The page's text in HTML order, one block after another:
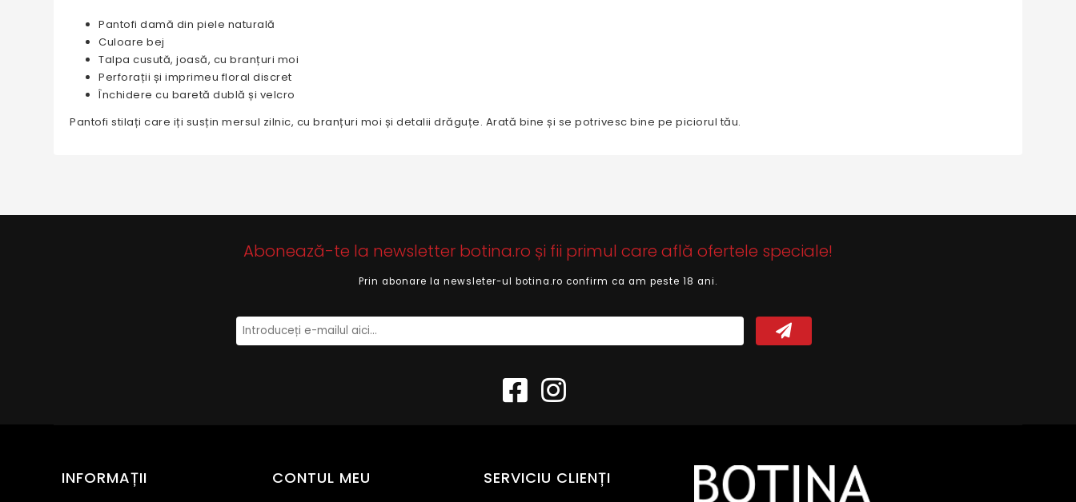
Pantofi damă din piele naturală
Culoare bej
Talpa cusută, joasă, cu branțuri moi
Perforații și imprimeu floral discret
Închidere cu baretă dublă și velcro
Pantofi stilați care iți susțin mersul zilnic, cu branțuri moi și detalii drăguțe. Arată bine și se potrivesc bine pe piciorul tău.
Abonează-te la newsletter botina.ro și fii primul care află ofertele speciale!
Prin abonare la newsleter-ul botina.ro confirm ca am peste 18 ani.
INFORMAȚII CONTUL MEU SERVICIU CLIENȚI